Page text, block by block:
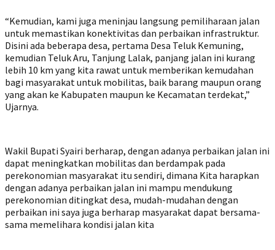
“Kemudian, kami juga meninjau langsung pemiliharaan jalan
untuk memastikan konektivitas dan perbaikan infrastruktur.
Disini ada beberapa desa, pertama Desa Teluk Kemuning,
kemudian Teluk Aru, Tanjung Lalak, panjang jalan ini kurang
lebih 10 km yang kita rawat untuk memberikan kemudahan
bagi masyarakat untuk mobilitas, baik barang maupun orang
yang akan ke Kabupaten maupun ke Kecamatan terdekat,”
Ujarnya.
Wakil Bupati Syairi berharap, dengan adanya perbaikan jalan ini
dapat meningkatkan mobilitas dan berdampak pada
perekonomian masyarakat itu sendiri, dimana Kita harapkan
dengan adanya perbaikan jalan ini mampu mendukung
perekonomian ditingkat desa, mudah-mudahan dengan
perbaikan ini saya juga berharap masyarakat dapat bersama-
sama memelihara kondisi jalan kita